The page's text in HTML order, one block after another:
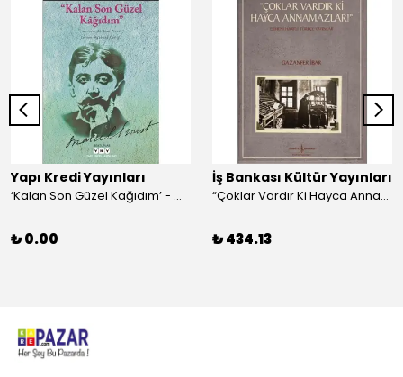
Yapı Kredi Yayınları
‘Kalan Son Güzel Kağıdım’ - Marcel Proust
₺ 0.00
İş Bankası Kültür Yayınları
“Çoklar Vardır Ki Hayca Annamazlar!” - Gazanfer İbar
₺ 434.13